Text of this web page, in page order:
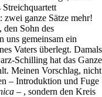
Streichquartett
zwei ganze Sätze mehr!
Sohn des
uns gemeinsam ein
Vaters überlegt. Damals
Schilling hat das Ganze
Meinen Vorschlag, nicht
– Introduktion und Fuge
– , sondern den Kreis